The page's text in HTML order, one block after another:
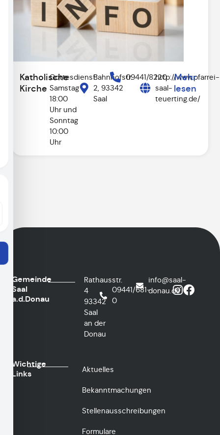
Katholische
Kirche
Gottesdienst:
Samstag
18:00
Uhr und
Sonntag
10:00
Uhr
Bahnhofstr.
2, 93342
Saal
09441/8220http://www.pfarrei-
saal-
teuerting.de/
Mehr
lesen
Gemeinde
Saal
a.d.Donau
Rathausstr.
4
93342
Saal
an der
Donau
09441/681-
0
info@saal-
donau.de
Wichtige
Links
Aktuelles
Bekanntmachungen
Stellenausschreibungen
Formulare